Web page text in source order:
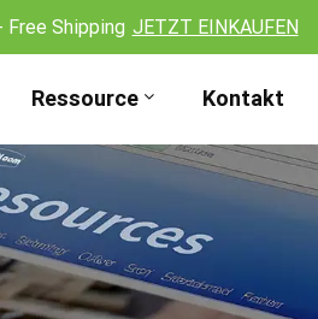
Shipping JETZT EINKAUFEN
Ressource Kontakt